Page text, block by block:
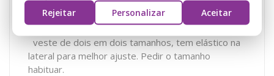
veste de dois em dois tamanhos, tem elástico na
lateral para melhor ajuste. Pedir o tamanho
habituar.
Rejeitar
Personalizar Aceitar